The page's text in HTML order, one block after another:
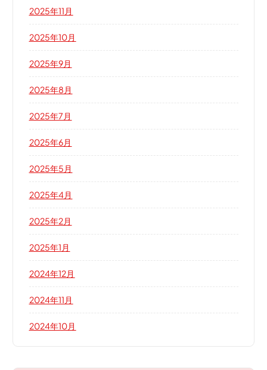
2025年11月
2025年10月
2025年9月
2025年8月
2025年7月
2025年6月
2025年5月
2025年4月
2025年2月
2025年1月
2024年12月
2024年11月
2024年10月